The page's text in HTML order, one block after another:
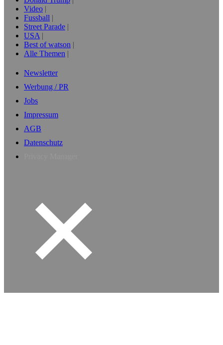
Video
Fussball
Street Parade
USA
Best of watson
Alle Themen
Newsletter
Werbung / PR
Jobs
Impressum
AGB
Datenschutz